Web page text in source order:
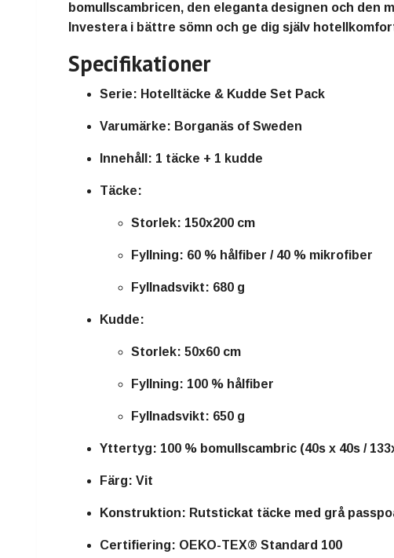
bomullscambricen, den eleganta designen och
Investera i bättre sömn och ge dig själv
Specifikationer
Serie: Hotelltäcke & Kudde Set Pack
Varumärke: Borganäs of Sweden
Innehåll: 1 täcke + 1 kudde
Täcke:
Storlek: 150x200 cm
Fyllning: 60 % hålfiber / 40 % mikrofiber
Fyllnadsvikt: 680 g
Kudde:
Storlek: 50x60 cm
Fyllning: 100 % hålfiber
Fyllnadsvikt: 650 g
Yttertyg: 100 % bomullscambric (40s x 40s /
Färg: Vit
Konstruktion: Rutstickat täcke med grå
Certifiering: OEKO-TEX® Standard 100